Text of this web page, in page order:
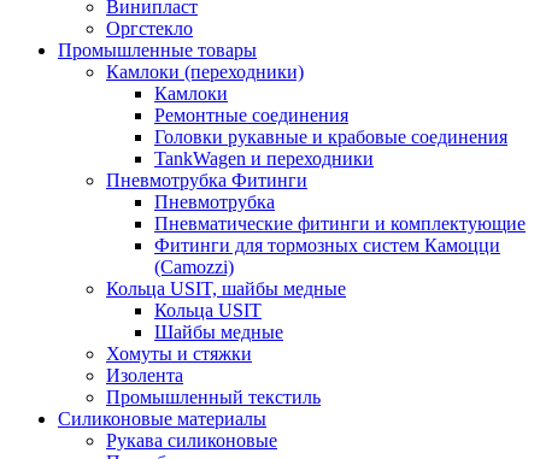
Винипласт
Оргстекло
Промышленные товары
Камлоки (переходники)
Камлоки
Ремонтные соединения
Головки рукавные и крабовые соединения
TankWagen и переходники
Пневмотрубка Фитинги
Пневмотрубка
Пневматические фитинги и комплектующие
Фитинги для тормозных систем Камоцци
(Camozzi)
Кольца USIT, шайбы медные
Кольца USIT
Шайбы медные
Хомуты и стяжки
Изолента
Промышленный текстиль
Силиконовые материалы
Рукава силиконовые